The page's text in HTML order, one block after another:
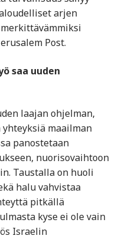
arjen
Post.
saa uuden
laajan ohjelman,
maailman
panostetaan
nuorisovaihtoon
Taustalla on huoli
halu vahvistaa
pitkällä
kyse ei ole vain
Israelin